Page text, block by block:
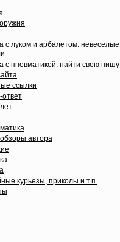
с луком и арбалетом: невеселые
с пневматикой: найти свою нишу
ссылки
ответ
автора
курьезы, приколы и т.п.